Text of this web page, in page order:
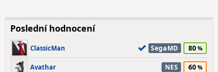
Poslední hodnocení
ClassicMan SegaMD 80
Avathar NES 60